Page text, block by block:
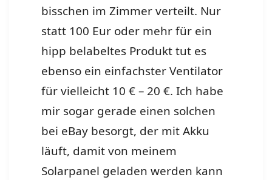
bisschen im Zimmer verteilt. Nur
statt 100 Eur oder mehr für ein
hipp belabeltes Produkt tut es
ebenso ein einfachster Ventilator
für vielleicht 10 € – 20 €. Ich habe
mir sogar gerade einen solchen
bei eBay besorgt, der mit Akku
läuft, damit von meinem
Solarpanel geladen werden kann